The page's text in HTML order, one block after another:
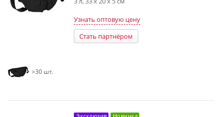
Узнать оптовую цену
Стать партнёром
>30 шт.